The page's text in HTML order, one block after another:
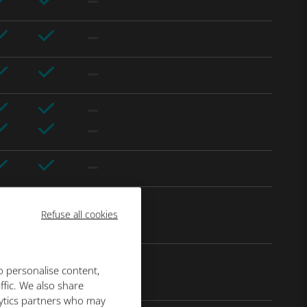
Refuse all cookies
personalise content,
We also share
partners who may